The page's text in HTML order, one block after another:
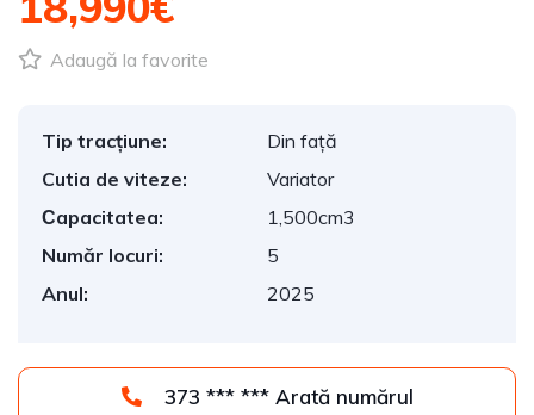
Adaugă la favorite
Tip tracțiune:
Din față
Cutia de viteze:
Variator
Сapacitatea:
1,500cm3
Număr locuri:
5
Anul:
2025
373 *** *** Arată numărul